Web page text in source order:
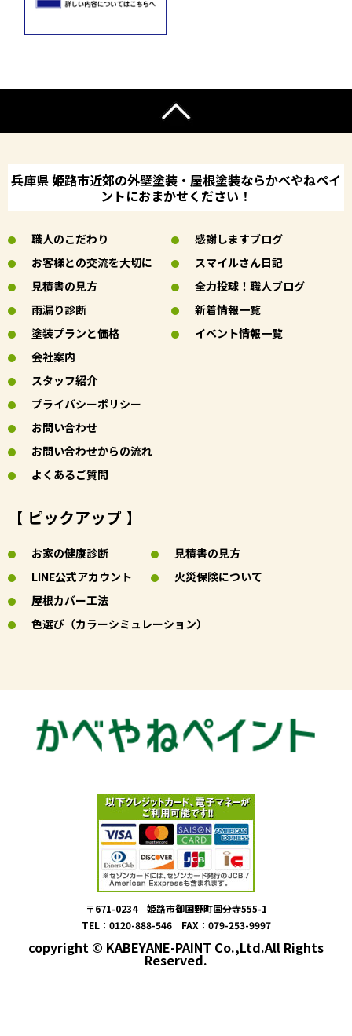
兵庫県 姫路市近郊の外壁塗装・屋根塗装ならかべやねペイ
ントにおまかせください！
職人のこだわり
お客様との交流を大切に
見積書の見方
雨漏り診断
塗装プランと価格
感謝しますブログ
スマイルさん日記
全力投球！職人ブログ
新着情報一覧
イベント情報一覧
会社案内
スタッフ紹介
プライバシーポリシー
お問い合わせ
お問い合わせからの流れ
よくあるご質問
【 ピックアップ 】
お家の健康診断
LINE公式アカウント
屋根カバー工法
見積書の見方
火災保険について
色選び（カラーシミュレーション）
〒671-0234 姫路市御国野町国分寺555-1
TEL：0120-888-546 FAX：079-253-9997
copyright © KABEYANE-PAINT Co.,Ltd.All Rights
Reserved.